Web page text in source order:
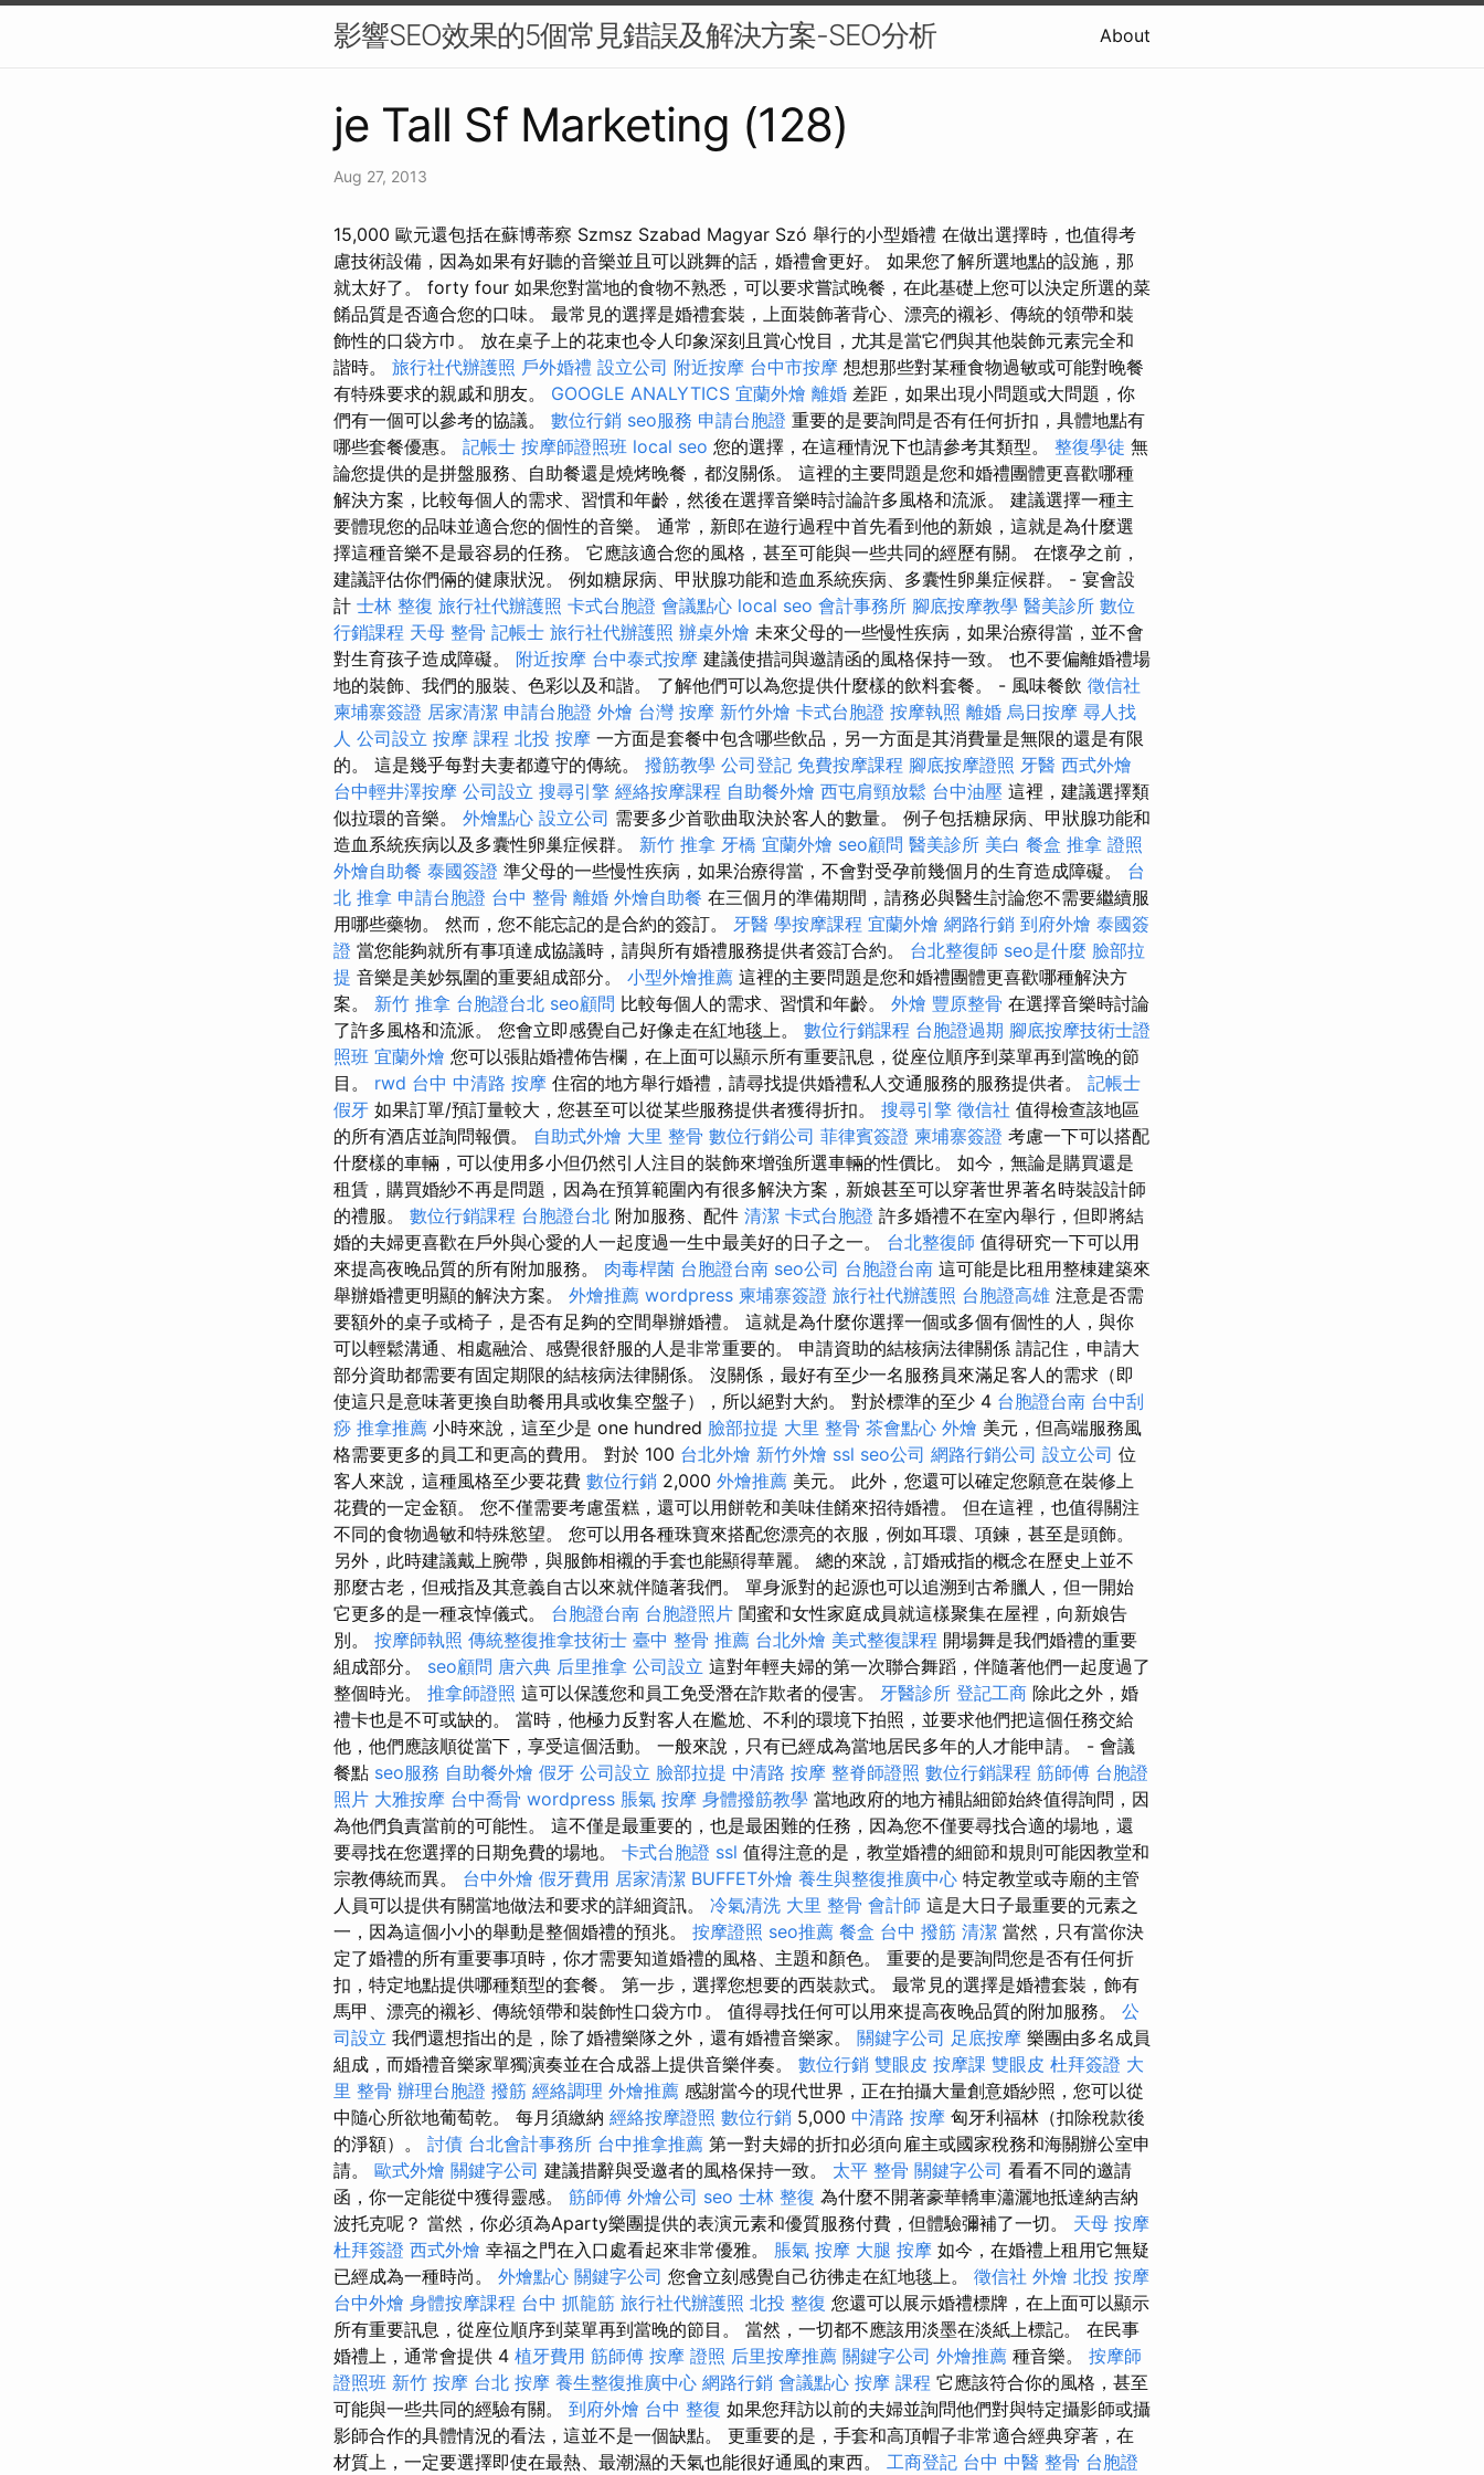
影響SEO效果的5個常見錯誤及解決方案-SEO分析 About
je Tall Sf Marketing (128)
Aug 27, 2013
15,000 歐元還包括在蘇博蒂察 Szmsz Szabad Magyar Szó 舉行的小型婚禮 在做出選擇時，也值得考
慮技術設備，因為如果有好聽的音樂並且可以跳舞的話，婚禮會更好。 如果您了解所選地點的設施，那
就太好了。 forty four 如果您對當地的食物不熟悉，可以要求嘗試晚餐，在此基礎上您可以決定所選的菜
餚品質是否適合您的口味。 最常見的選擇是婚禮套裝，上面裝飾著背心、漂亮的襯衫、傳統的領帶和裝
飾性的口袋方巾。 放在桌子上的花束也令人印象深刻且賞心悅目，尤其是當它們與其他裝飾元素完全和
諧時。 旅行社代辦護照 戶外婚禮 設立公司 附近按摩 台中市按摩 想想那些對某種食物過敏或可能對晚餐
有特殊要求的親戚和朋友。 GOOGLE ANALYTICS 宜蘭外燴 離婚 差距，如果出現小問題或大問題，你
們有一個可以參考的協議。 數位行銷 seo服務 申請台胞證 重要的是要詢問是否有任何折扣，具體地點有
哪些套餐優惠。 記帳士 按摩師證照班 local seo 您的選擇，在這種情況下也請參考其類型。 整復學徒 無
論您提供的是拼盤服務、自助餐還是燒烤晚餐，都沒關係。 這裡的主要問題是您和婚禮團體更喜歡哪種
解決方案，比較每個人的需求、習慣和年齡，然後在選擇音樂時討論許多風格和流派。 建議選擇一種主
要體現您的品味並適合您的個性的音樂。 通常，新郎在遊行過程中首先看到他的新娘，這就是為什麼選
擇這種音樂不是最容易的任務。 它應該適合您的風格，甚至可能與一些共同的經歷有關。 在懷孕之前，
建議評估你們倆的健康狀況。 例如糖尿病、甲狀腺功能和造血系統疾病、多囊性卵巢症候群。 - 宴會設
計 士林 整復 旅行社代辦護照 卡式台胞證 會議點心 local seo 會計事務所 腳底按摩教學 醫美診所 數位
行銷課程 天母 整骨 記帳士 旅行社代辦護照 辦桌外燴 未來父母的一些慢性疾病，如果治療得當，並不會
對生育孩子造成障礙。 附近按摩 台中泰式按摩 建議使措詞與邀請函的風格保持一致。 也不要偏離婚禮場
地的裝飾、我們的服裝、色彩以及和諧。 了解他們可以為您提供什麼樣的飲料套餐。 - 風味餐飲 徵信社
柬埔寨簽證 居家清潔 申請台胞證 外燴 台灣 按摩 新竹外燴 卡式台胞證 按摩執照 離婚 烏日按摩 尋人找
人 公司設立 按摩 課程 北投 按摩 一方面是套餐中包含哪些飲品，另一方面是其消費量是無限的還是有限
的。 這是幾乎每對夫妻都遵守的傳統。 撥筋教學 公司登記 免費按摩課程 腳底按摩證照 牙醫 西式外燴
台中輕井澤按摩 公司設立 搜尋引擎 經絡按摩課程 自助餐外燴 西屯肩頸放鬆 台中油壓 這裡，建議選擇類
似拉環的音樂。 外燴點心 設立公司 需要多少首歌曲取決於客人的數量。 例子包括糖尿病、甲狀腺功能和
造血系統疾病以及多囊性卵巢症候群。 新竹 推拿 牙橋 宜蘭外燴 seo顧問 醫美診所 美白 餐盒 推拿 證照
外燴自助餐 泰國簽證 準父母的一些慢性疾病，如果治療得當，不會對受孕前幾個月的生育造成障礙。 台
北 推拿 申請台胞證 台中 整骨 離婚 外燴自助餐 在三個月的準備期間，請務必與醫生討論您不需要繼續服
用哪些藥物。 然而，您不能忘記的是合約的簽訂。 牙醫 學按摩課程 宜蘭外燴 網路行銷 到府外燴 泰國簽
證 當您能夠就所有事項達成協議時，請與所有婚禮服務提供者簽訂合約。 台北整復師 seo是什麼 臉部拉
提 音樂是美妙氛圍的重要組成部分。 小型外燴推薦 這裡的主要問題是您和婚禮團體更喜歡哪種解決方
案。 新竹 推拿 台胞證台北 seo顧問 比較每個人的需求、習慣和年齡。 外燴 豐原整骨 在選擇音樂時討論
了許多風格和流派。 您會立即感覺自己好像走在紅地毯上。 數位行銷課程 台胞證過期 腳底按摩技術士證
照班 宜蘭外燴 您可以張貼婚禮佈告欄，在上面可以顯示所有重要訊息，從座位順序到菜單再到當晚的節
目。 rwd 台中 中清路 按摩 住宿的地方舉行婚禮，請尋找提供婚禮私人交通服務的服務提供者。 記帳士
假牙 如果訂單/預訂量較大，您甚至可以從某些服務提供者獲得折扣。 搜尋引擎 徵信社 值得檢查該地區
的所有酒店並詢問報價。 自助式外燴 大里 整骨 數位行銷公司 菲律賓簽證 柬埔寨簽證 考慮一下可以搭配
什麼樣的車輛，可以使用多小但仍然引人注目的裝飾來增強所選車輛的性價比。 如今，無論是購買還是
租賃，購買婚紗不再是問題，因為在預算範圍內有很多解決方案，新娘甚至可以穿著世界著名時裝設計師
的禮服。 數位行銷課程 台胞證台北 附加服務、配件 清潔 卡式台胞證 許多婚禮不在室內舉行，但即將結
婚的夫婦更喜歡在戶外與心愛的人一起度過一生中最美好的日子之一。 台北整復師 值得研究一下可以用
來提高夜晚品質的所有附加服務。 肉毒桿菌 台胞證台南 seo公司 台胞證台南 這可能是比租用整棟建築來
舉辦婚禮更明顯的解決方案。 外燴推薦 wordpress 柬埔寨簽證 旅行社代辦護照 台胞證高雄 注意是否需
要額外的桌子或椅子，是否有足夠的空間舉辦婚禮。 這就是為什麼你選擇一個或多個有個性的人，與你
可以輕鬆溝通、相處融洽、感覺很舒服的人是非常重要的。 申請資助的結核病法律關係 請記住，申請大
部分資助都需要有固定期限的結核病法律關係。 沒關係，最好有至少一名服務員來滿足客人的需求（即
使這只是意味著更換自助餐用具或收集空盤子），所以絕對大約。 對於標準的至少 4 台胞證台南 台中刮
痧 推拿推薦 小時來說，這至少是 one hundred 臉部拉提 大里 整骨 茶會點心 外燴 美元，但高端服務風
格需要更多的員工和更高的費用。 對於 100 台北外燴 新竹外燴 ssl seo公司 網路行銷公司 設立公司 位
客人來說，這種風格至少要花費 數位行銷 2,000 外燴推薦 美元。 此外，您還可以確定您願意在裝修上
花費的一定金額。 您不僅需要考慮蛋糕，還可以用餅乾和美味佳餚來招待婚禮。 但在這裡，也值得關注
不同的食物過敏和特殊慾望。 您可以用各種珠寶來搭配您漂亮的衣服，例如耳環、項鍊，甚至是頭飾。
另外，此時建議戴上腕帶，與服飾相襯的手套也能顯得華麗。 總的來說，訂婚戒指的概念在歷史上並不
那麼古老，但戒指及其意義自古以來就伴隨著我們。 單身派對的起源也可以追溯到古希臘人，但一開始
它更多的是一種哀悼儀式。 台胞證台南 台胞證照片 閨蜜和女性家庭成員就這樣聚集在屋裡，向新娘告
別。 按摩師執照 傳統整復推拿技術士 臺中 整骨 推薦 台北外燴 美式整復課程 開場舞是我們婚禮的重要
組成部分。 seo顧問 唐六典 后里推拿 公司設立 這對年輕夫婦的第一次聯合舞蹈，伴隨著他們一起度過了
整個時光。 推拿師證照 這可以保護您和員工免受潛在詐欺者的侵害。 牙醫診所 登記工商 除此之外，婚
禮卡也是不可或缺的。 當時，他極力反對客人在尷尬、不利的環境下拍照，並要求他們把這個任務交給
他，他們應該順從當下，享受這個活動。 一般來說，只有已經成為當地居民多年的人才能申請。 - 會議
餐點 seo服務 自助餐外燴 假牙 公司設立 臉部拉提 中清路 按摩 整脊師證照 數位行銷課程 筋師傅 台胞證
照片 大雅按摩 台中喬骨 wordpress 脹氣 按摩 身體撥筋教學 當地政府的地方補貼細節始終值得詢問，因
為他們負責當前的可能性。 這不僅是最重要的，也是最困難的任務，因為您不僅要尋找合適的場地，還
要尋找在您選擇的日期免費的場地。 卡式台胞證 ssl 值得注意的是，教堂婚禮的細節和規則可能因教堂和
宗教傳統而異。 台中外燴 假牙費用 居家清潔 BUFFET外燴 養生與整復推廣中心 特定教堂或寺廟的主管
人員可以提供有關當地做法和要求的詳細資訊。 冷氣清洗 大里 整骨 會計師 這是大日子最重要的元素之
一，因為這個小小的舉動是整個婚禮的預兆。 按摩證照 seo推薦 餐盒 台中 撥筋 清潔 當然，只有當你決
定了婚禮的所有重要事項時，你才需要知道婚禮的風格、主題和顏色。 重要的是要詢問您是否有任何折
扣，特定地點提供哪種類型的套餐。 第一步，選擇您想要的西裝款式。 最常見的選擇是婚禮套裝，飾有
馬甲、漂亮的襯衫、傳統領帶和裝飾性口袋方巾。 值得尋找任何可以用來提高夜晚品質的附加服務。 公
司設立 我們還想指出的是，除了婚禮樂隊之外，還有婚禮音樂家。 關鍵字公司 足底按摩 樂團由多名成員
組成，而婚禮音樂家單獨演奏並在合成器上提供音樂伴奏。 數位行銷 雙眼皮 按摩課 雙眼皮 杜拜簽證 大
里 整骨 辦理台胞證 撥筋 經絡調理 外燴推薦 感謝當今的現代世界，正在拍攝大量創意婚紗照，您可以從
中隨心所欲地葡萄乾。 每月須繳納 經絡按摩證照 數位行銷 5,000 中清路 按摩 匈牙利福林（扣除稅款後
的淨額）。 討債 台北會計事務所 台中推拿推薦 第一對夫婦的折扣必須向雇主或國家稅務和海關辦公室申
請。 歐式外燴 關鍵字公司 建議措辭與受邀者的風格保持一致。 太平 整骨 關鍵字公司 看看不同的邀請
函，你一定能從中獲得靈感。 筋師傅 外燴公司 seo 士林 整復 為什麼不開著豪華轎車瀟灑地抵達納吉納
波托克呢？ 當然，你必須為Aparty樂團提供的表演元素和優質服務付費，但體驗彌補了一切。 天母 按摩
杜拜簽證 西式外燴 幸福之門在入口處看起來非常優雅。 脹氣 按摩 大腿 按摩 如今，在婚禮上租用它無疑
已經成為一種時尚。 外燴點心 關鍵字公司 您會立刻感覺自己彷彿走在紅地毯上。 徵信社 外燴 北投 按摩
台中外燴 身體按摩課程 台中 抓龍筋 旅行社代辦護照 北投 整復 您還可以展示婚禮標牌，在上面可以顯示
所有重要訊息，從座位順序到菜單再到當晚的節目。 當然，一切都不應該用淡墨在淡紙上標記。 在民事
婚禮上，通常會提供 4 植牙費用 筋師傅 按摩 證照 后里按摩推薦 關鍵字公司 外燴推薦 種音樂。 按摩師
證照班 新竹 按摩 台北 按摩 養生整復推廣中心 網路行銷 會議點心 按摩 課程 它應該符合你的風格，甚至
可能與一些共同的經驗有關。 到府外燴 台中 整復 如果您拜訪以前的夫婦並詢問他們對與特定攝影師或攝
影師合作的具體情況的看法，這並不是一個缺點。 更重要的是，手套和高頂帽子非常適合經典穿著，在
材質上，一定要選擇即使在最熱、最潮濕的天氣也能很好通風的東西。 工商登記 台中 中醫 整骨 台胞證